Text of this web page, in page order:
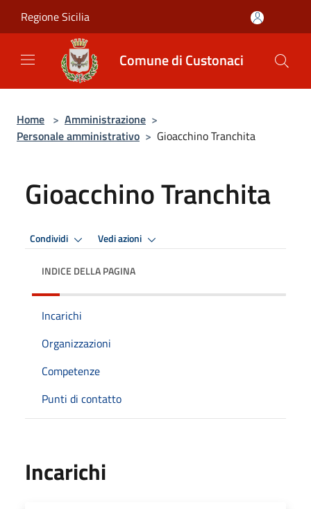
Regione Sicilia
Comune di Custonaci
Home > Amministrazione >
Personale amministrativo > Gioacchino Tranchita
Gioacchino Tranchita
Condividi Vedi azioni
INDICE DELLA PAGINA
Incarichi
Organizzazioni
Competenze
Punti di contatto
Incarichi